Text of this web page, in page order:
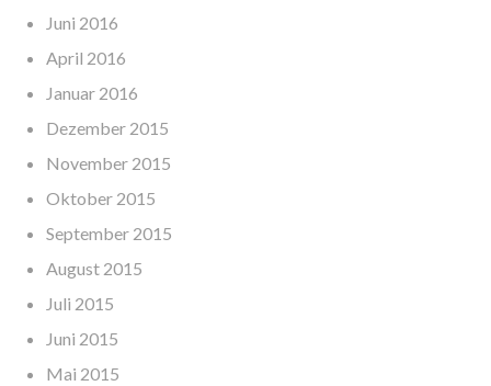
Juni 2016
April 2016
Januar 2016
Dezember 2015
November 2015
Oktober 2015
September 2015
August 2015
Juli 2015
Juni 2015
Mai 2015